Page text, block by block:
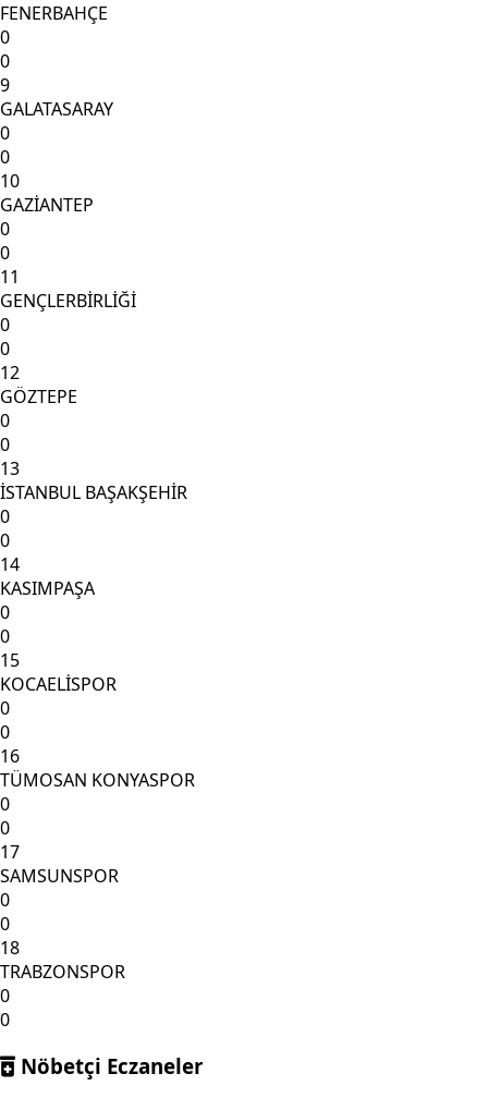
FENERBAHÇE
0
0
9
GALATASARAY
0
0
10
GAZİANTEP
0
0
11
GENÇLERBİRLİĞİ
0
0
12
GÖZTEPE
0
0
13
İSTANBUL BAŞAKŞEHİR
0
0
14
KASIMPAŞA
0
0
15
KOCAELİSPOR
0
0
16
TÜMOSAN KONYASPOR
0
0
17
SAMSUNSPOR
0
0
18
TRABZONSPOR
0
0
Nöbetçi Eczaneler